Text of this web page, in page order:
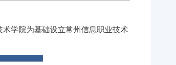
学院为基础设立常州信息职业技术